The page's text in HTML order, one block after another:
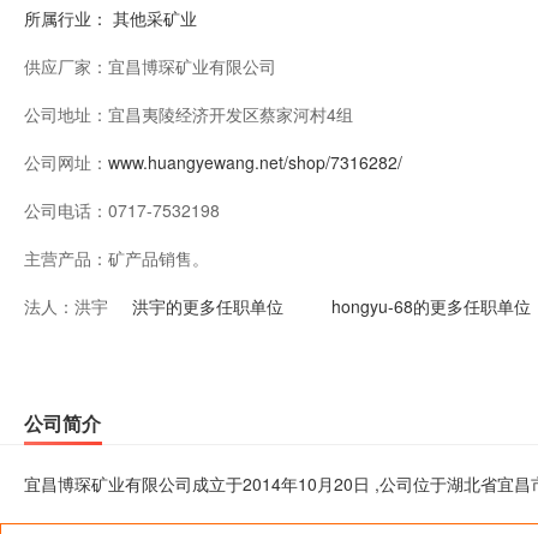
所属行业： 其他采矿业
供应厂家： 宜昌博琛矿业有限公司
公司地址： 宜昌夷陵经济开发区蔡家河村4组
公司网址： www.huangyewang.net/shop/7316282/
公司电话： 0717-7532198
主营产品： 矿产品销售。
法人： 洪宇 洪宇的更多任职单位 hongyu-68的更多任职单位
公司简介
宜昌博琛矿业有限公司成立于2014年10月20日 ,公司位于湖北省宜